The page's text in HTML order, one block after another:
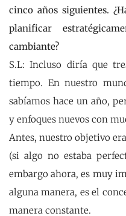
cinco años siguientes.
planificar
cambiante?
S.L: Incluso diría que
tiempo. En nuestro
sabíamos hace un año,
y enfoques nuevos con
Antes, nuestro objetivo
(si algo no estaba
embargo ahora, es muy
alguna manera, es el
manera constante.